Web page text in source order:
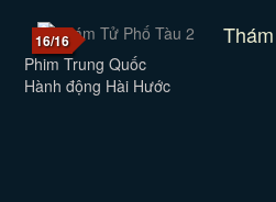
16/16
Phim Trung Quốc
Hành động Hài Hước